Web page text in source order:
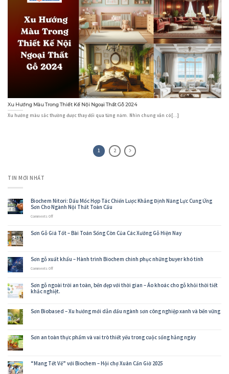
Xu Hướng Màu Trong Thiết Kế Nội Ngoại Thất Gỗ 2024
Xu hướng màu sắc thường được thay đổi qua từng năm. Nhìn chung vẫn có[...]
1 2
TIN MỚI NHẤT
Biochem Nitori: Dấu Mốc Hợp Tác Chiến Lược Khẳng Định Năng Lực Cung Ứng
Sơn Cho Ngành Nội Thất Toàn Cầu
Comments Offon
Dấu
Chiến
Lược
Năng
Lực
Cung
Cho
Toàn
Sơn Gỗ Giá Tốt – Bài Toán Sống Còn Của Các Xưởng Gỗ Hiện Nay
Sơn gỗ xuất khẩu – Hành trình Biochem chinh phục những buyer khó tính
Comments Offon
xuất
khẩu
trình
những
Sơn gỗ ngoài trời an toàn, bền đẹp với thời gian – Áo khoác cho gỗ khỏi thời tiết
khắc nghiệt.
Sơn Biobased – Xu hướng mới dẫn đầu ngành sơn công nghiệp xanh và bền vững
Sơn an toàn thực phẩm và vai trò thiết yếu trong cuộc sống hằng ngày
“Mang Tết Về” với Biochem – Hội chợ Xuân Cần Giờ 2025